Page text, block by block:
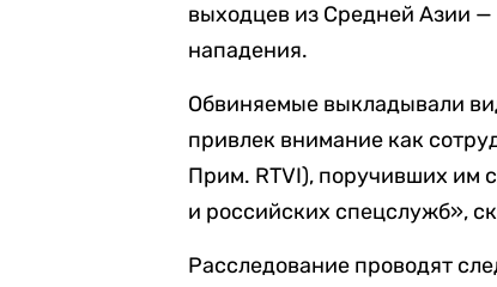
выходцев из Средней Азии
нападения.
Обвиняемые выкладывали
привлек внимание как
Прим. RTVI), поручивших им
и российских спецслужб»,
Расследование проводят